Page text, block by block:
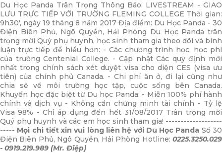
Du Học Panda Trân Trọng Thông Báo: LIVESTREAM - GIAO
LƯU TRỰC TIẾP VỚI TRƯỜNG FLEMING COLLEGE Thời gian:
9h30', ngày 19 tháng 8 năm 2017 Địa điểm: Du Học Panda - 30
Điện Biên Phủ, Ngô Quyền, Hải Phòng Du Học Panda trân
trọng mời Quý phụ huynh, học sinh tham gia theo dõi và bình
luận trực tiếp để hiểu hơn: - Các chương trình học, học phí
của trường Centenial College. - Cập nhật Các quy định mới
nhất trong chính sách xét duyệt visa cho diện CES (visa ưu
tiên) của chính phủ Canada. - Chi phí ăn ở, đi lại cũng như
chia sẽ về môi trường học tập, cuộc sống bên Canada.
Khuyến học đặc biệt từ Du học Panda: - Miễn 100% phí hành
chính và dịch vụ - Không cần chứng minh tài chính - Tỷ lệ
Visa 98% - Chỉ áp dụng đến hết 31/08/2017 Trân trọng mời
Quý phụ huynh và các em học sinh tham gia! -------------------
----- Mọi chi tiết xin vui lòng liên hệ với Du Học Panda Số 30
Điện Biên Phủ, Ngô Quyền, Hải Phòng Hotline: 0225.3250.029
- 0919.219.989 (Mr. Điệp)